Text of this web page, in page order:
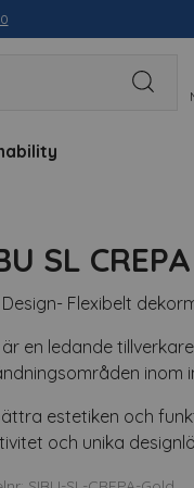
SL
Design- Flexibelt
är en ledande
inom
estetiken och
och unika